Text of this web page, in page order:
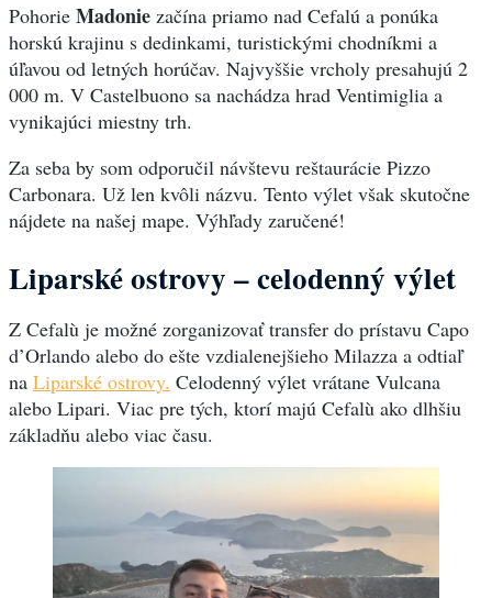
Pohorie Madonie začína priamo nad Cefalú a ponúka
horskú krajinu s dedinkami, turistickými chodníkmi a
úľavou od letných horúčav. Najvyššie vrcholy presahujú 2
000 m. V Castelbuono sa nachádza hrad Ventimiglia a
vynikajúci miestny trh.
Za seba by som odporučil návštevu reštaurácie Pizzo
Carbonara. Už len kvôli názvu. Tento výlet však skutočne
nájdete na našej mape. Výhľady zaručené!
Liparské ostrovy – celodenný výlet
Z Cefalù je možné zorganizovať transfer do prístavu Capo
d’Orlando alebo do ešte vzdialenejšieho Milazza a odtiaľ
na Liparské ostrovy. Celodenný výlet vrátane Vulcana
alebo Lipari. Viac pre tých, ktorí majú Cefalù ako dlhšiu
základňu alebo viac času.